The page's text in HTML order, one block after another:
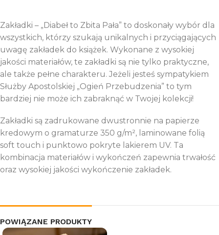
Zakładki – „Diabeł to Zbita Pała” to doskonały wybór dla
wszystkich, którzy szukają unikalnych i przyciągających
uwagę zakładek do książek. Wykonane z wysokiej
jakości materiałów, te zakładki są nie tylko praktyczne,
ale także pełne charakteru. Jeżeli jesteś sympatykiem
Służby Apostolskiej „Ogień Przebudzenia” to tym
bardziej nie może ich zabraknąć w Twojej kolekcji!
Zakładki są zadrukowane dwustronnie na papierze
kredowym o gramaturze 350 g/m², laminowane folią
soft touch i punktowo pokryte lakierem UV. Ta
kombinacja materiałów i wykończeń zapewnia trwałość
oraz wysokiej jakości wykończenie zakładek.
POWIĄZANE PRODUKTY